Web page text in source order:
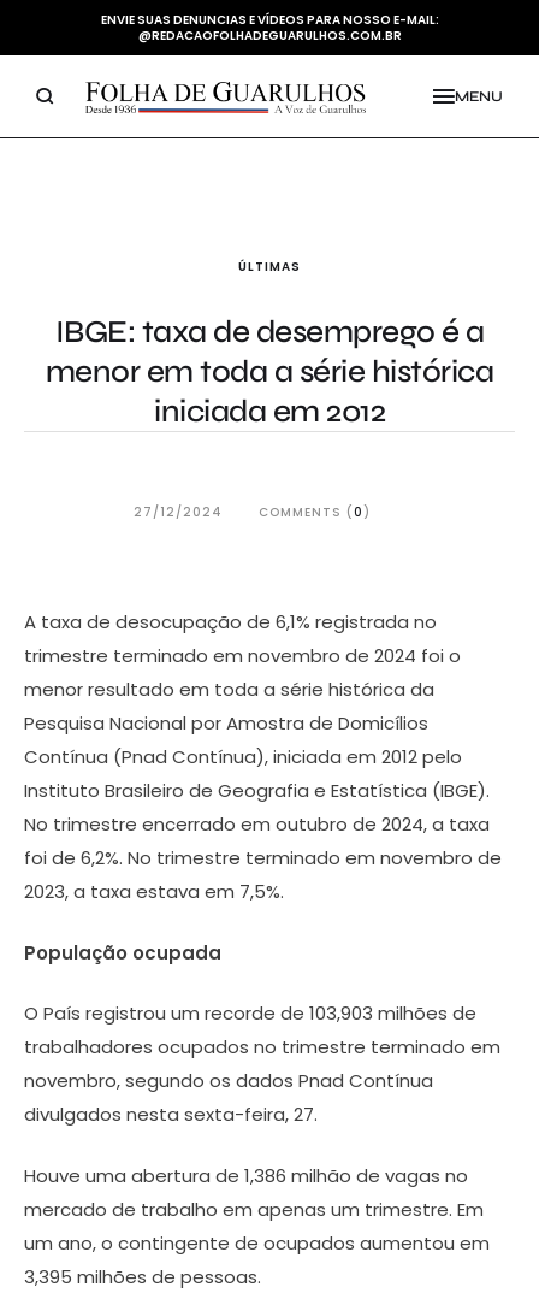
ENVIE SUAS DENUNCIAS E VÍDEOS PARA NOSSO E-MAIL:
@REDACAOFOLHADEGUARULHOS.COM.BR
MENU
ÚLTIMAS
IBGE: taxa de desemprego é a
menor em toda a série histórica
iniciada em 2012
27/12/2024 COMMENTS (0 )
A taxa de desocupação de 6,1% registrada no
trimestre terminado em novembro de 2024 foi o
menor resultado em toda a série histórica da
Pesquisa Nacional por Amostra de Domicílios
Contínua (Pnad Contínua), iniciada em 2012 pelo
Instituto Brasileiro de Geografia e Estatística (IBGE).
No trimestre encerrado em outubro de 2024, a taxa
foi de 6,2%. No trimestre terminado em novembro de
2023, a taxa estava em 7,5%.
População ocupada
O País registrou um recorde de 103,903 milhões de
trabalhadores ocupados no trimestre terminado em
novembro, segundo os dados Pnad Contínua
divulgados nesta sexta-feira, 27.
Houve uma abertura de 1,386 milhão de vagas no
mercado de trabalho em apenas um trimestre. Em
um ano, o contingente de ocupados aumentou em
3,395 milhões de pessoas.